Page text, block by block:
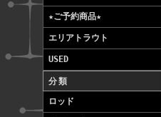
★ご予約商品★
エリアトラウト
USED
分類
ロッド